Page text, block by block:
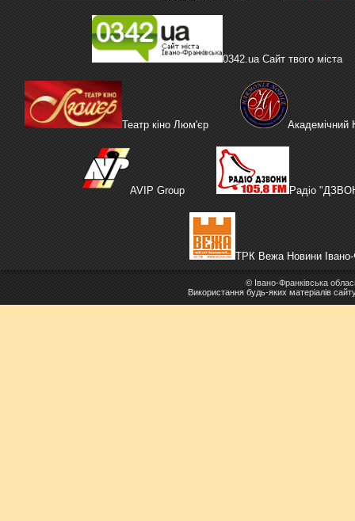
0342.ua Сайт твого міста
Театр кіно Люм'єр Академічний
AVIP Group Радіо
ТРК Вежа Новини Івано-
© Івано-Франківська
Використання будь-яких матеріалів